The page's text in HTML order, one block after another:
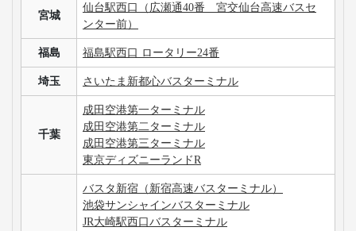
宮城
仙台駅西口（広瀬通40番 宮交仙台高速バスセ
ンター前）
福島 福島駅西口 ロータリー24番
埼玉 さいたま新都心バスターミナル
千葉
成田空港第一ターミナル
成田空港第二ターミナル
成田空港第三ターミナル
東京ディズニーランドR
バスタ新宿（新宿高速バスターミナル）
池袋サンシャインバスターミナル
JR大崎駅西口バスターミナル